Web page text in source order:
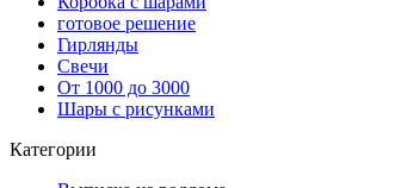
готовое решение
Гирлянды
Свечи
От 1000 до 3000
Шары с рисунками
Категории